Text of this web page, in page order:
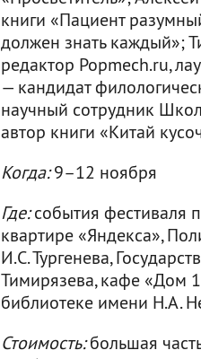
книги «Пациент
должен знать каждый»;
редактор Popmech.ru,
— кандидат
научный сотрудник
автор книги «Китай
Когда:9–12 ноября
Где:события фестиваля
квартире «Яндекса»,
И.С. Тургенева,
Тимирязева, кафе «Дом
библиотеке имени Н.А.
Стоимость:большая